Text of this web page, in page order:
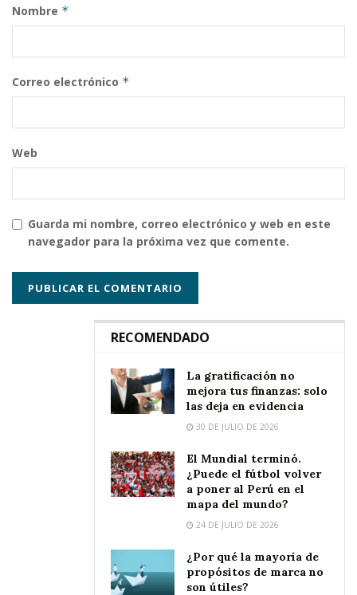
Nombre *
Correo electrónico *
Web
Guarda mi nombre, correo electrónico y web en este
navegador para la próxima vez que comente.
RECOMENDADO
La gratificación no
mejora tus finanzas: solo
las deja en evidencia
30 DE JULIO DE 2026
El Mundial terminó.
¿Puede el fútbol volver
a poner al Perú en el
mapa del mundo?
24 DE JULIO DE 2026
¿Por qué la mayoría de
propósitos de marca no
son útiles?